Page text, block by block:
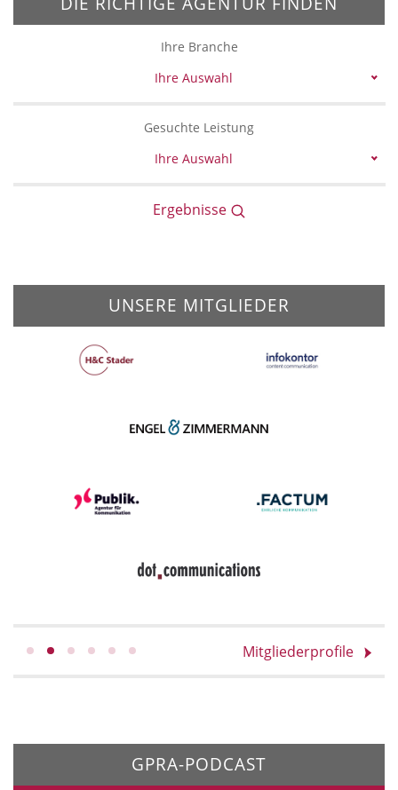
Ihre Branche
Ihre Auswahl
Gesuchte Leistung
Ihre Auswahl
Ergebnisse
UNSERE MITGLIEDER
Mitgliederprofile
GPRA-PODCAST